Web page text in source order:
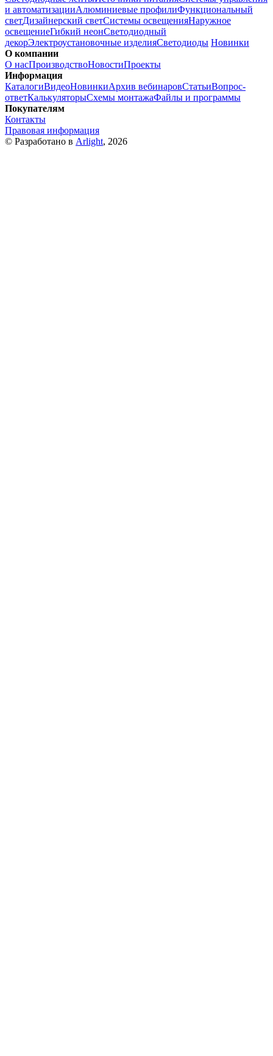
и автоматизацииАлюминиевые профилиФункциональный
светДизайнерский светСистемы освещенияНаружное
освещениеГибкий неонСветодиодный
декорЭлектроустановочные изделияСветодиоды Новинки
О компании
О насПроизводствоНовостиПроекты
Информация
КаталогиВидеоНовинкиАрхив вебинаровСтатьиВопрос-
ответКалькуляторыСхемы монтажаФайлы и программы
Покупателям
Контакты
Правовая информация
© Разработано в Arlight, 2026